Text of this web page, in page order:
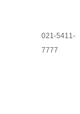
021-5411-
7777